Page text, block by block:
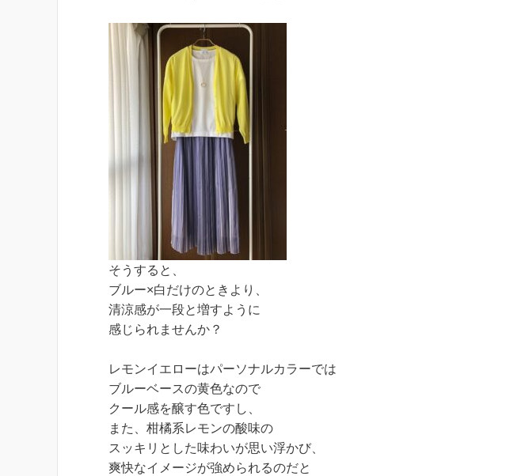
そうすると、
ブルー×白だけのときより、
清涼感が一段と増すように
感じられませんか？
レモンイエローはパーソナルカラーでは
ブルーベースの黄色なので
クール感を醸す色ですし、
また、柑橘系レモンの酸味の
スッキリとした味わいが思い浮かび、
爽快なイメージが強められるのだと